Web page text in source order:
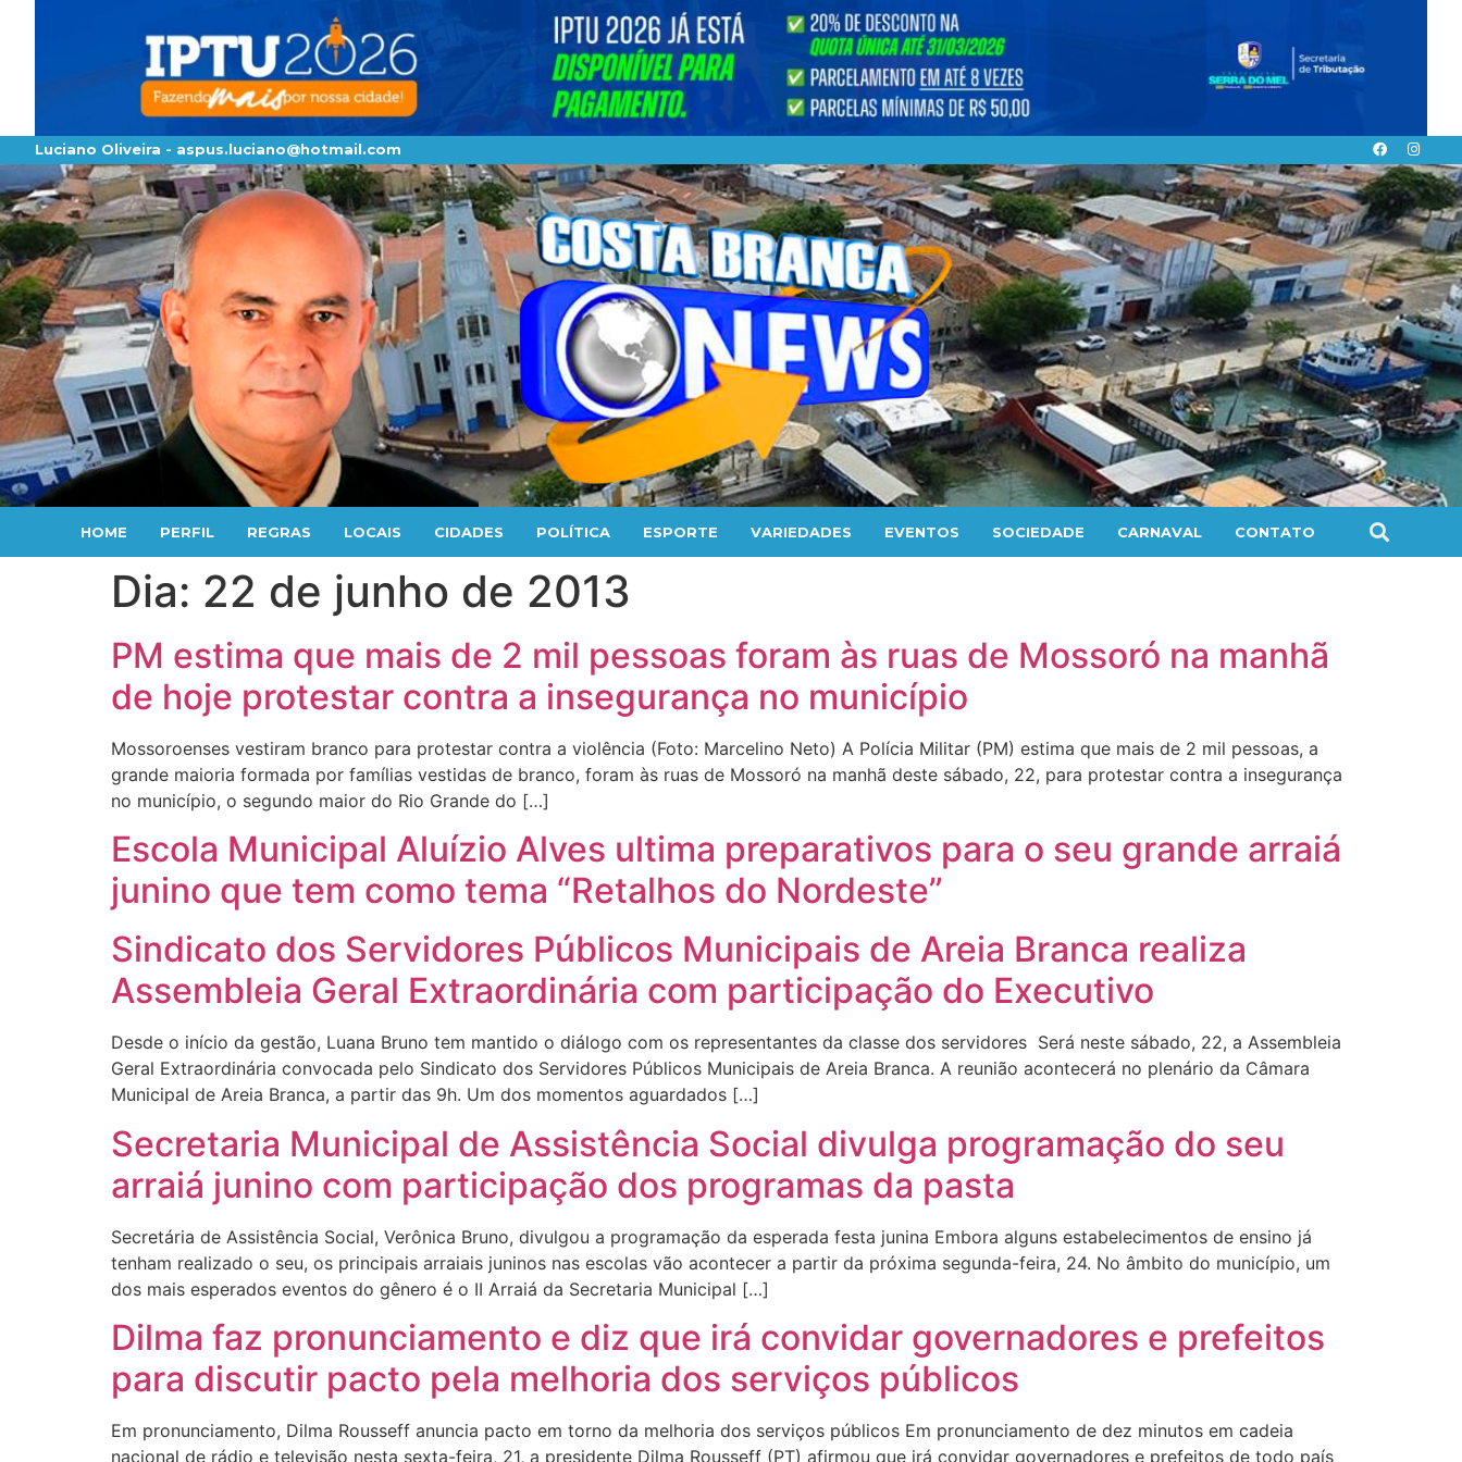
Luciano Oliveira - aspus.luciano@hotmail.com
HOME PERFIL REGRAS LOCAIS CIDADES POLÍTICA ESPORTE VARIEDADES EVENTOS SOCIEDADE CARNAVAL CONTATO
Dia: 22 de junho de 2013
PM estima que mais de 2 mil pessoas foram às ruas de Mossoró na manhã
de hoje protestar contra a insegurança no município
Mossoroenses vestiram branco para protestar contra a violência (Foto: Marcelino Neto) A Polícia Militar (PM) estima que mais de 2 mil pessoas, a
grande maioria formada por famílias vestidas de branco, foram às ruas de Mossoró na manhã deste sábado, 22, para protestar contra a insegurança
no município, o segundo maior do Rio Grande do […]
Escola Municipal Aluízio Alves ultima preparativos para o seu grande arraiá
junino que tem como tema “Retalhos do Nordeste”
Sindicato dos Servidores Públicos Municipais de Areia Branca realiza
Assembleia Geral Extraordinária com participação do Executivo
Desde o início da gestão, Luana Bruno tem mantido o diálogo com os representantes da classe dos servidores Será neste sábado, 22, a Assembleia
Geral Extraordinária convocada pelo Sindicato dos Servidores Públicos Municipais de Areia Branca. A reunião acontecerá no plenário da Câmara
Municipal de Areia Branca, a partir das 9h. Um dos momentos aguardados […]
Secretaria Municipal de Assistência Social divulga programação do seu
arraiá junino com participação dos programas da pasta
Secretária de Assistência Social, Verônica Bruno, divulgou a programação da esperada festa junina Embora alguns estabelecimentos de ensino já
tenham realizado o seu, os principais arraiais juninos nas escolas vão acontecer a partir da próxima segunda-feira, 24. No âmbito do município, um
dos mais esperados eventos do gênero é o II Arraiá da Secretaria Municipal […]
Dilma faz pronunciamento e diz que irá convidar governadores e prefeitos
para discutir pacto pela melhoria dos serviços públicos
Em pronunciamento, Dilma Rousseff anuncia pacto em torno da melhoria dos serviços públicos Em pronunciamento de dez minutos em cadeia
nacional de rádio e televisão nesta sexta-feira, 21, a presidente Dilma Rousseff (PT) afirmou que irá convidar governadores e prefeitos de todo país